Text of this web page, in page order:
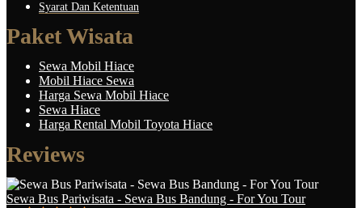
Syarat Dan Ketentuan
Paket Wisata
Sewa Mobil Hiace
Mobil Hiace Sewa
Harga Sewa Mobil Hiace
Sewa Hiace
Harga Rental Mobil Toyota Hiace
Reviews
Sewa Bus Pariwisata - Sewa Bus Bandung - For You Tour